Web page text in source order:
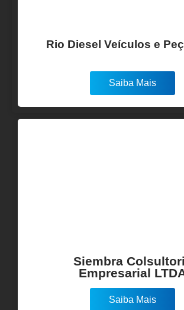
Rio Diesel Veículos e
Saiba Mais
Siembra
Empresarial
Saiba Mais